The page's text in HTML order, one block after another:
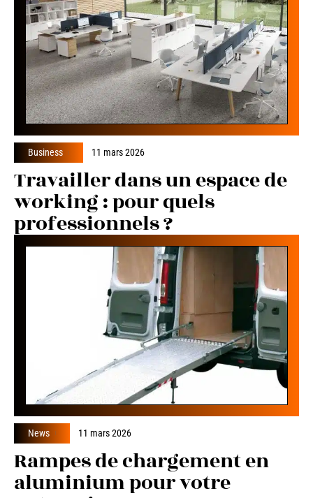
Business 11 mars 2026
Travailler dans un espace de
working : pour quels
professionnels ?
News 11 mars 2026
Rampes de chargement en
aluminium pour votre